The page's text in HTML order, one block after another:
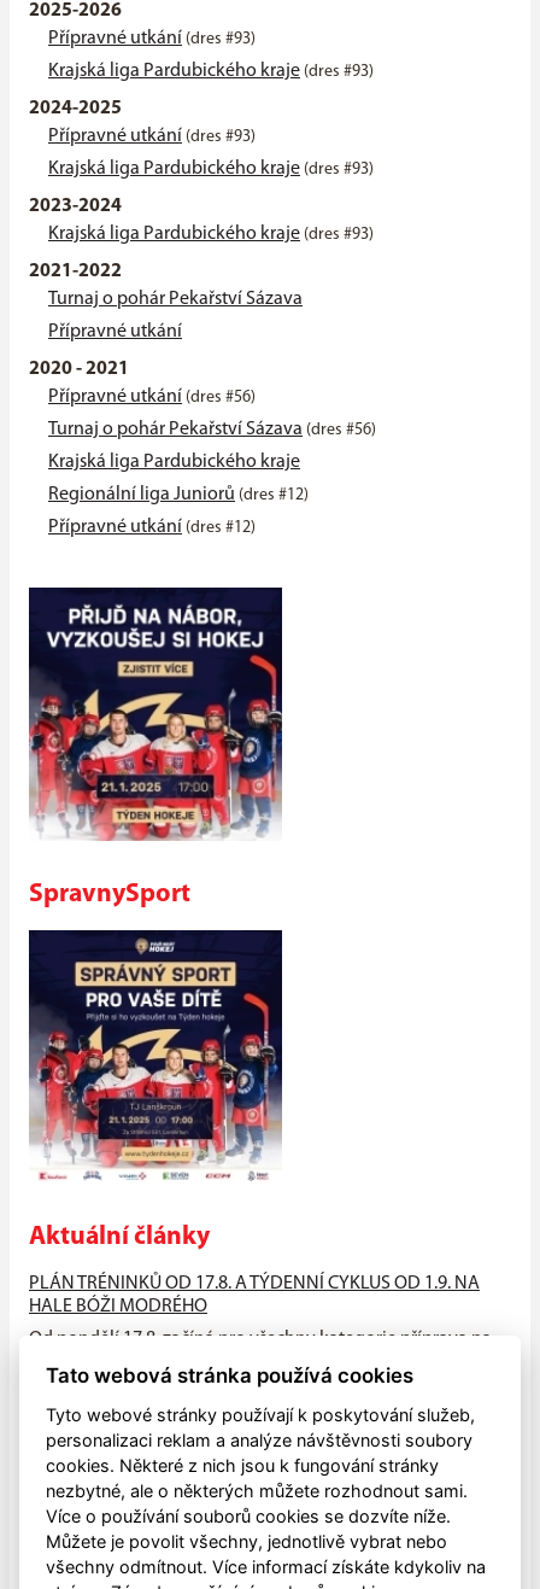
2025-2026
Přípravné utkání (dres #93)
Krajská liga Pardubického kraje (dres #93)
2024-2025
Přípravné utkání (dres #93)
Krajská liga Pardubického kraje (dres #93)
2023-2024
Krajská liga Pardubického kraje (dres #93)
2021-2022
Turnaj o pohár Pekařství Sázava
Přípravné utkání
2020 - 2021
Přípravné utkání (dres #56)
Turnaj o pohár Pekařství Sázava (dres #56)
Krajská liga Pardubického kraje
Regionální liga Juniorů (dres #12)
Přípravné utkání (dres #12)
SpravnySport
Aktuální články
PLÁN TRÉNINKŮ OD 17.8. A TÝDENNÍ CYKLUS OD 1.9. NA
HALE BÓŽI MODRÉHO
Od pondělí 17.8. začíná pro všechny kategorie příprava na
hale Bóži...
PŘIJĎTE MEZI NÁS!!
V pondělí 4.května zahájily všechny naše mládežnické
kategorie letní přípravu na sezónu 2026-2027, která bude
ukončena letním...
Dětský sportovní den
Tato webová stránka používá cookies
Tyto webové stránky používají k poskytování služeb,
personalizaci reklam a analýze návštěvnosti soubory
cookies. Některé z nich jsou k fungování stránky
nezbytné, ale o některých můžete rozhodnout sami.
Více o používání souborů cookies se dozvíte níže.
Můžete je povolit všechny, jednotlivě vybrat nebo
všechny odmítnout. Více informací získáte kdykoliv na